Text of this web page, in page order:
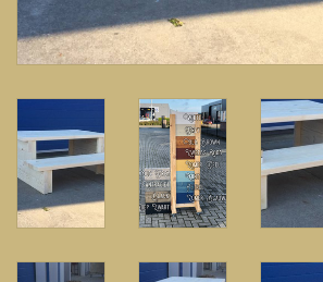
Opbergkisten
buy-gift-card
Zuilen & Pilaren
Blog